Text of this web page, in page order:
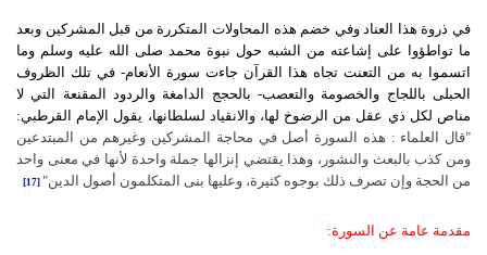
في ذروة هذا العناد وفي خضم هذه المحاولات المتكررة من قبل المشركين وبعد
ما تواطؤوا على إشاعته من الشبه حول نبوة محمد صلى الله عليه وسلم وما
اتسموا به من التعنت تجاه هذا القرآن جاءت سورة الأنعام- في تلك الظروف
الحبلى باللجاج والخصومة والتعصب- بالحجج الدامغة والردود المقنعة التي لا
مناص لكل ذي عقل من الرضوخ لها، والانقياد لسلطانها، يقول الإمام القرطبي:
"قال العلماء : هذه السورة أصل في محاجة المشركين وغيرهم من المبتدعين
ومن كذب بالبعث والنشور، وهذا يقتضي إنزالها جملة واحدة لأنها في معنى واحد
من الحجة وإن تصرف ذلك بوجوه كثيرة، وعليها بنى المتكلمون أصول الدين" [17]
مقدمة عامة عن السورة: